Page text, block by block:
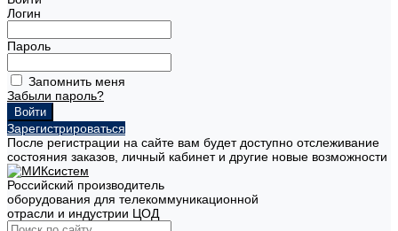
Логин
Пароль
Запомнить меня
Забыли пароль?
Зарегистрироваться
После регистрации на сайте вам будет доступно отслеживание
состояния заказов, личный кабинет и другие новые возможности
Российский производитель
оборудования для телекоммуникационной
отрасли и индустрии ЦОД